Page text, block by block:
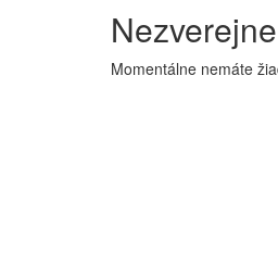
Momentálne nemáte